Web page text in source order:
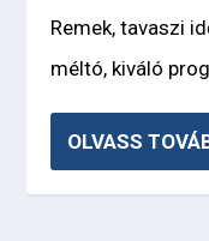
Remek, tavaszi
méltó, kiváló
OLVASS